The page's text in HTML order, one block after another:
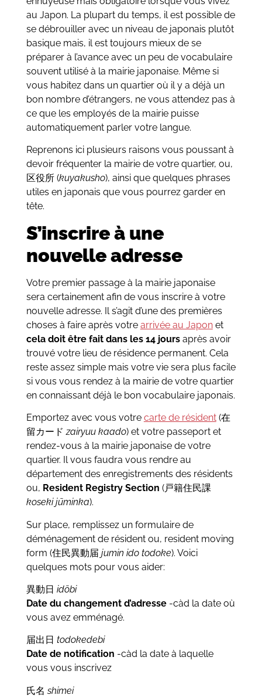
au Japon. La plupart du temps, il est possible de
se débrouiller avec un niveau de japonais plutôt
basique mais, il est toujours mieux de se
préparer à l’avance avec un peu de vocabulaire
souvent utilisé à la mairie japonaise. Même si
vous habitez dans un quartier où il y a déjà un
bon nombre d’étrangers, ne vous attendez pas à
ce que les employés de la mairie puisse
automatiquement parler votre langue.
Reprenons ici plusieurs raisons vous poussant à
devoir fréquenter la mairie de votre quartier, ou,
区役所 (kuyakusho), ainsi que quelques phrases
utiles en japonais que vous pourrez garder en
tête.
S’inscrire à une
nouvelle adresse
Votre premier passage à la mairie japonaise
sera certainement afin de vous inscrire à votre
nouvelle adresse. Il s’agit d’une des premières
choses à faire après votre arrivée au Japonet
cela doit être fait dans les 14 joursaprès avoir
trouvé votre lieu de résidence permanent. Cela
reste assez simple mais votre vie sera plus facile
si vous vous rendez à la mairie de votre quartier
en connaissant déjà le bon vocabulaire japonais.
Emportez avec vous votre carte de résident(在
留カードzairyuu kaado) et votre passeport et
rendez-vous à la mairie japonaise de votre
quartier. Il vous faudra vous rendre au
département des enregistrements des résidents
ou, Resident Registry Section (戸籍住民課
koseki jūminka).
Sur place, remplissez un formulaire de
déménagement de résident ou, resident moving
form (住民異動届 jumin ido todoke). Voici
quelques mots pour vous aider:
異動日 idōbi
Date du changement d’adresse-càd la date où
vous avez emménagé.
届出日 todokedebi
Date de notification -càd la date à laquelle
vous vous inscrivez
氏名shimei